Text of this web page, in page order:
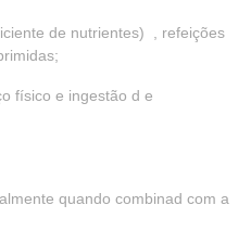
de nutrientes) , refeições
físico e ingestão d e
quando combinad com a